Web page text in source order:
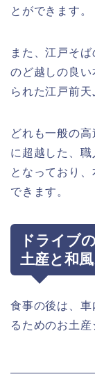
とができます。
また、江戸そ
のど越しの良
られた江戸前天
どれも一般の
に超越した、
となっており
できます。
ドライブ
土産と和
食事の後は、
るためのお土産